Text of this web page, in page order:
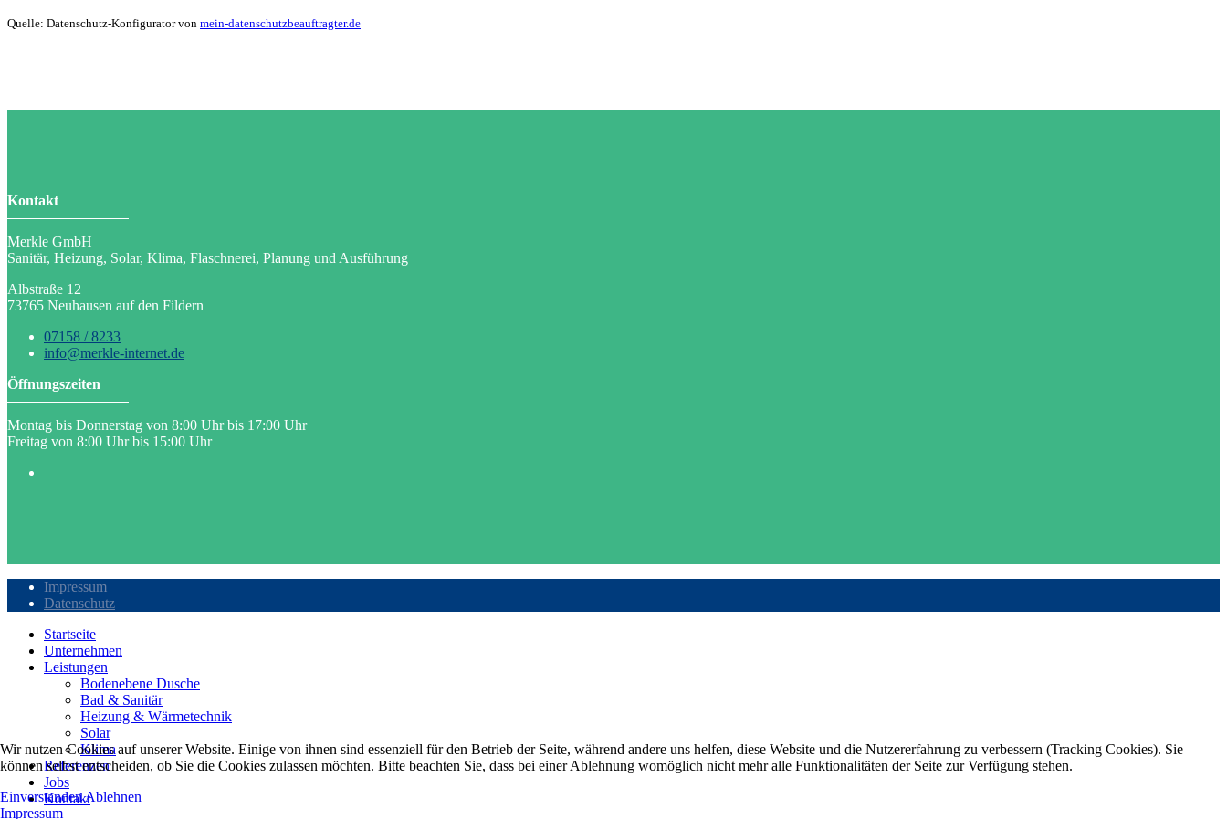
Quelle: Datenschutz-Konfigurator von mein-datenschutzbeauftragter.de
Kontakt
Merkle GmbH
Sanitär, Heizung, Solar, Klima, Flaschnerei, Planung und Ausführung
Albstraße 12
73765 Neuhausen auf den Fildern
07158 / 8233
info@merkle-internet.de
Öffnungszeiten
Montag bis Donnerstag von 8:00 Uhr bis 17:00 Uhr
Freitag von 8:00 Uhr bis 15:00 Uhr
Impressum
Datenschutz
Startseite
Unternehmen
Leistungen
Bodenebene Dusche
Bad & Sanitär
Heizung & Wärmetechnik
Solar
Klima
Referenzen
Jobs
Kontakt
Wir nutzen Cookies auf unserer Website. Einige von ihnen sind essenziell für den Betrieb der Seite, während andere uns helfen, diese Website und die Nutzererfahrung zu verbessern (Tracking Cookies). Sie
können selbst entscheiden, ob Sie die Cookies zulassen möchten. Bitte beachten Sie, dass bei einer Ablehnung womöglich nicht mehr alle Funktionalitäten der Seite zur Verfügung stehen.
EinverstandenAblehnen
Impressum